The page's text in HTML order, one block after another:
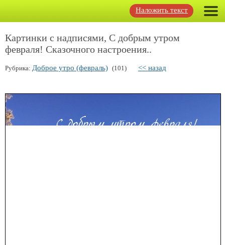
Наложить текст
Картинки с надписями, С добрым утром
февраля! Сказочного настроения..
Рубрика: Доброе утро (февраль) (101) << назад